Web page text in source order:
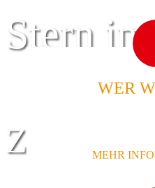
Stern
Zentrum
WER
MEHR